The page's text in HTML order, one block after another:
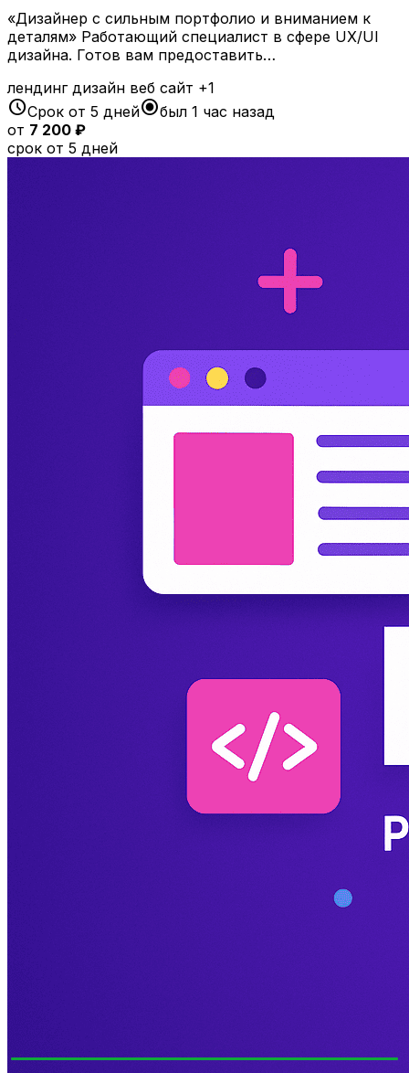
«Дизайнер с сильным портфолио и вниманием к
деталям» Работающий специалист в сфере UX/UI
дизайна. Готов вам предоставить…
лендинг дизайн веб сайт +1
scheduleСрок от 5 днейradio_button_checkedбыл 1 час назад
от 7 200 ₽
срок от 5 дней